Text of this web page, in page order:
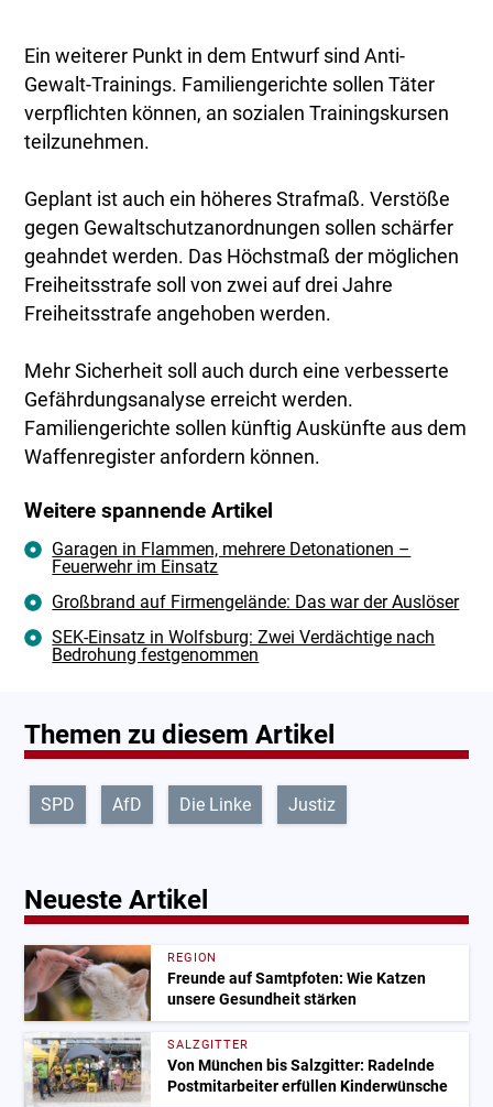
Ein weiterer Punkt in dem Entwurf sind Anti-
Gewalt-Trainings. Familiengerichte sollen Täter
verpflichten können, an sozialen Trainingskursen
teilzunehmen.
Geplant ist auch ein höheres Strafmaß. Verstöße
gegen Gewaltschutzanordnungen sollen schärfer
geahndet werden. Das Höchstmaß der möglichen
Freiheitsstrafe soll von zwei auf drei Jahre
Freiheitsstrafe angehoben werden.
Mehr Sicherheit soll auch durch eine verbesserte
Gefährdungsanalyse erreicht werden.
Familiengerichte sollen künftig Auskünfte aus dem
Waffenregister anfordern können.
Weitere spannende Artikel
Garagen in Flammen, mehrere Detonationen –
Feuerwehr im Einsatz
Großbrand auf Firmengelände: Das war der Auslöser
SEK-Einsatz in Wolfsburg: Zwei Verdächtige nach
Bedrohung festgenommen
Themen zu diesem Artikel
SPD AfD Die Linke Justiz
Neueste Artikel
REGION
Freunde auf Samtpfoten: Wie Katzen
unsere Gesundheit stärken
SALZGITTER
Von München bis Salzgitter: Radelnde
Postmitarbeiter erfüllen Kinderwünsche